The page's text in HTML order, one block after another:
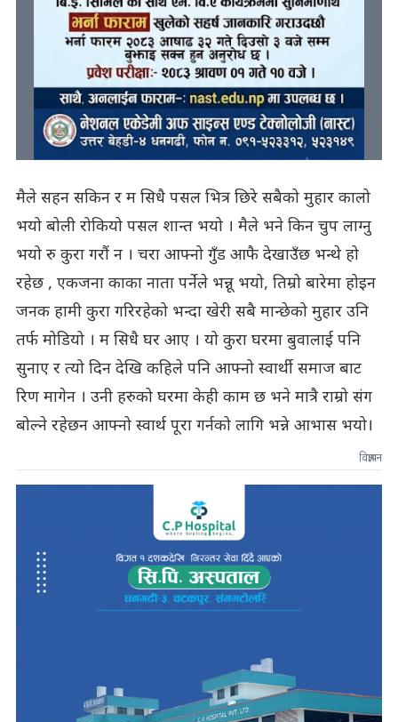
मैले सहन सकिन र म सिधै पसल भित्र छिरे सबैको मुहार कालो
भयो बोली रोकियो पसल शान्त भयो । मैले भने किन चुप लाग्नु
भयो रु कुरा गरौं न । चरा आफ्नो गुँड आफै देखाउँछ भन्थे हो
रहेछ , एकजना काका नाता पर्नेले भन्नू भयो, तिम्रो बारेमा होइन
जनक हामी कुरा गरिरहेको भन्दा खेरी सबै मान्छेको मुहार उनि
तर्फ मोडियो । म सिधै घर आए । यो कुरा घरमा बुवालाई पनि
सुनाए र त्यो दिन देखि कहिले पनि आफ्नो स्वार्थी समाज बाट
रिण मागेन । उनी हरुको घरमा केही काम छ भने मात्रै राम्रो संग
बोल्ने रहेछन आफ्नो स्वार्थ पूरा गर्नको लागि भन्ने आभास भयो।
विज्ञापन